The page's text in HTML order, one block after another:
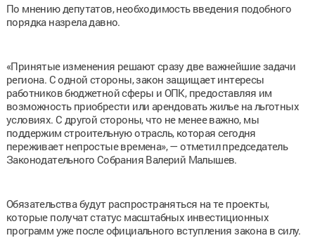
По мнению депутатов, необходимость введения подобного
порядка назрела давно.
«Принятые изменения решают сразу две важнейшие задачи
региона. С одной стороны, закон защищает интересы
работников бюджетной сферы и ОПК, предоставляя им
возможность приобрести или арендовать жилье на льготных
условиях. С другой стороны, что не менее важно, мы
поддержим строительную отрасль, которая сегодня
переживает непростые времена», — отметил председатель
Законодательного Собрания Валерий Малышев.
Обязательства будут распространяться на те проекты,
которые получат статус масштабных инвестиционных
программ уже после официального вступления закона в силу.